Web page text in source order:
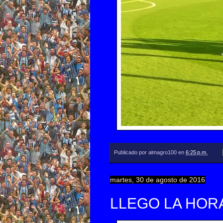
Publicado por almagro100 en 6:25 p.m.
martes, 30 de agosto de 2016
LLEGO LA